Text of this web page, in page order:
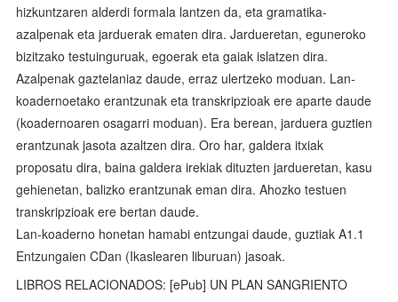
hizkuntzaren alderdi formala lantzen da, eta gramatika-
azalpenak eta jarduerak ematen dira. Jardueretan, eguneroko
bizitzako testuinguruak, egoerak eta gaiak islatzen dira.
Azalpenak gaztelaniaz daude, erraz ulertzeko moduan. Lan-
koadernoetako erantzunak eta transkripzioak ere aparte daude
(koadernoaren osagarri moduan). Era berean, jarduera guztien
erantzunak jasota azaltzen dira. Oro har, galdera itxiak
proposatu dira, baina galdera irekiak dituzten jardueretan, kasu
gehienetan, balizko erantzunak eman dira. Ahozko testuen
transkripzioak ere bertan daude.
Lan-koaderno honetan hamabi entzungai daude, guztiak A1.1
Entzungaien CDan (Ikaslearen liburuan) jasoak.
LIBROS RELACIONADOS: [ePub] UN PLAN SANGRIENTO